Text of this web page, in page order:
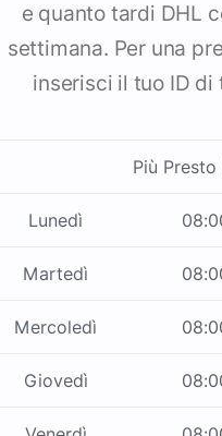
e quanto tardi DHL
settimana. Per una
inserisci il tuo ID
Più Presto
Lunedì
Martedì
Mercoledì
Giovedì